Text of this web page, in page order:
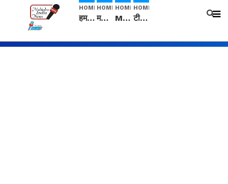
HOME
हम सनातनी..." सांसद kangana Ranaut से क्या बोली लड़की? Viral Jantar-Mantar | CJP protest
HOME
मनीषा हत्याकांड: हत्या, आत्महत्या या कोई बड़ा राज? | Full Story | Josh Haryana
HOME
Mangalsutra: हिंदू धर्म में शादी के बाद मंगलसूत्र क्यों पहनती है महिलाएं, किसने शुरु की ये परंपरा
HOME
टीम बीकेई ने एग्रीकल्चर ग्रेड की यूरिया खाद गट्टों में बदलकर टेक्निकल ग्रेड में बेचने वालों पर करवाई कार्रवाई: लखविंदर सिंह औलख